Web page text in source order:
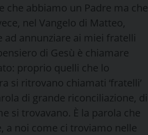
che abbiamo un Padre ma che
nel Vangelo di Matteo,
ad annunziare ai miei fratelli
di Gesù è chiamare
proprio quelli che lo
si ritrovano chiamati ‘fratelli’
di grande riconciliazione, di
si trovavano. È la parola che
a noi come ci troviamo nelle